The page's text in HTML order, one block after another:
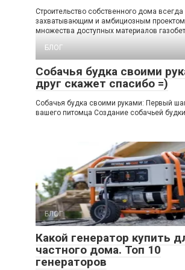
Строительство собственного дома всегда
захватывающим и амбициозным
множества доступных материалов
БЛОГ
Собачья будка своими
друг скажет спасибо =)
Собачья будка своими руками: Первый
вашего питомца Создание собачьей
БЛОГ
Какой генератор купить
частного дома. Топ 10
генераторов